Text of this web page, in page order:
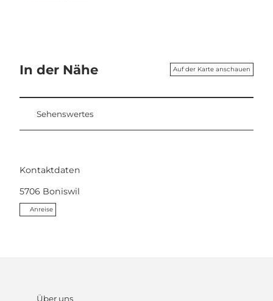
In der Nähe Auf der Karte anschauen
Sehenswertes
Kontaktdaten
5706 Boniswil
Anreise
Über uns